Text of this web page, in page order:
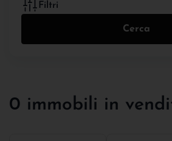
Filtri
Cerca
0 immobili in